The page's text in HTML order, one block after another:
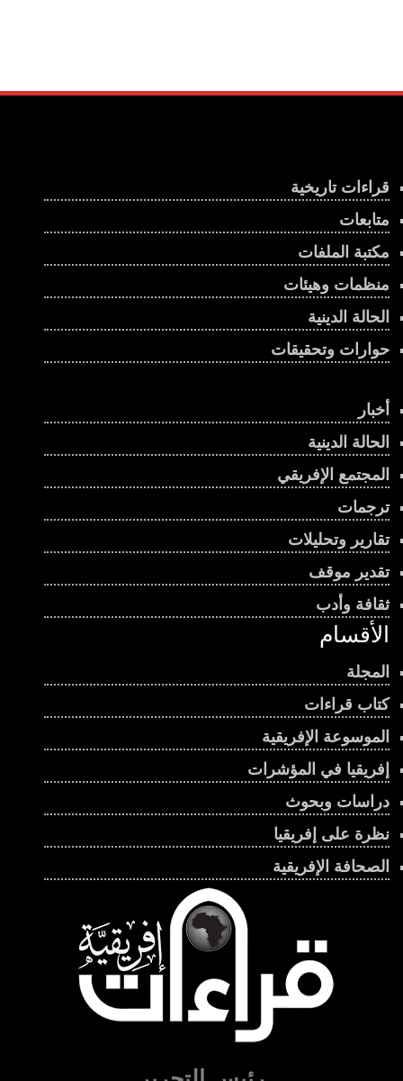
قراءات تاريخية
متابعات
مكتبة الملفات
منظمات وهيئات
الحالة الدينية
حوارات وتحقيقات
أخبار
الحالة الدينية
المجتمع الإفريقي
ترجمات
تقارير وتحليلات
تقدير موقف
ثقافة وأدب
الأقسام
المجلة
كتاب قراءات
الموسوعة الإفريقية
إفريقيا في المؤشرات
دراسات وبحوث
نظرة على إفريقيا
الصحافة الإفريقية